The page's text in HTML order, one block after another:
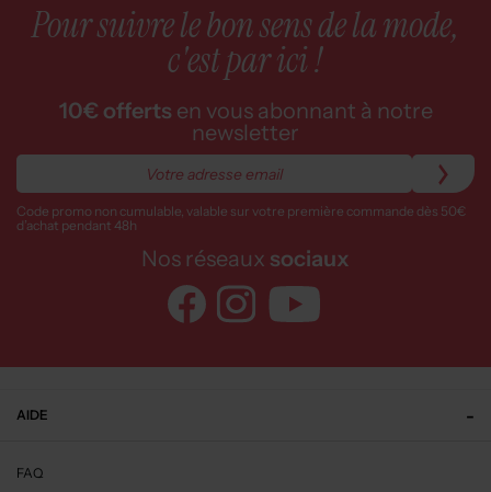
Pour suivre le bon sens de la mode,
c'est par ici !
10€ offerts en vous abonnant à notre
newsletter
Code promo non cumulable, valable sur votre première commande dès 50€
d’achat pendant 48h
Nos réseaux sociaux
AIDE
FAQ